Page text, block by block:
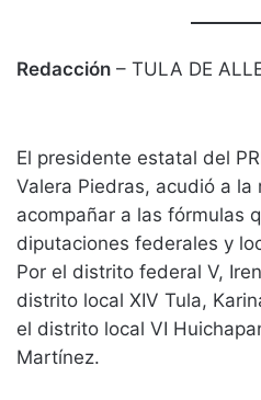
Redacción – TULA DE
El presidente estatal del
Valera Piedras, acudió a la
acompañar a las fórmulas
diputaciones federales y
Por el distrito federal V,
distrito local XIV Tula,
el distrito local VI
Martínez.